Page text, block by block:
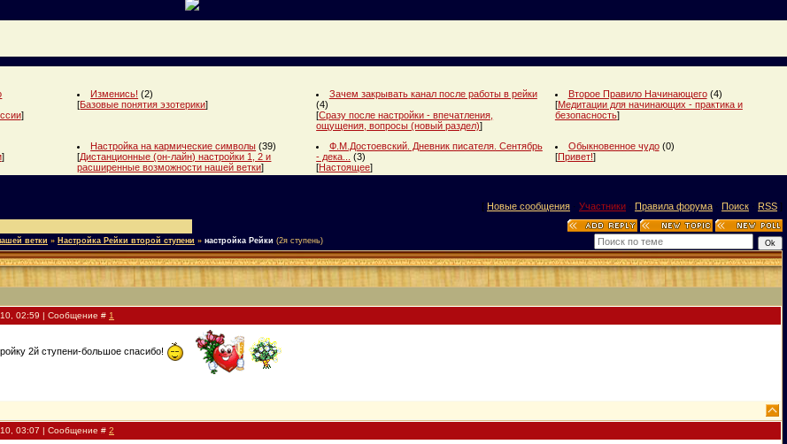
]
Изменись! (2)
[Базовые понятия эзотерики]
Зачем закрывать канал после работы в рейки
(4)
[Сразу после настройки - впечатления,
ощущения, вопросы (новый раздел)]
Второе Правило Начинающего (4)
[Медитации для начинающих - практика и
безопасность]
]
Настройка на кармические символы (39)
[Дистанционные (он-лайн) настройки 1, 2 и
расширенные возможности нашей ветки]
Ф.М.Достоевский. Дневник писателя. Сентябрь
- дека...
(3)
[Настоящее]
Обыкновенное чудо (0)
[Привет!]
[ Новые сообщения · Участники · Правила форума · Поиск · RSS ]
ветки » Настройка Рейки второй ступени » настройка Рейки (2я ступень)
02:59 | Сообщение # 1
2й ступени-большое спасибо!
03:07 | Сообщение # 2